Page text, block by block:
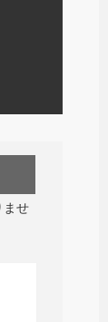
ませ